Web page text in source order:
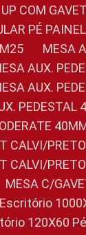
UP COM
PÉ
MESA AUX.
MESA AUX.
CALVI/PRETO
CALVI/PRETO
MESA C/
Escritório
120X60